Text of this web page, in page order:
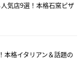
気店9選！本格石窯ピザ
本格イタリアン＆話題の